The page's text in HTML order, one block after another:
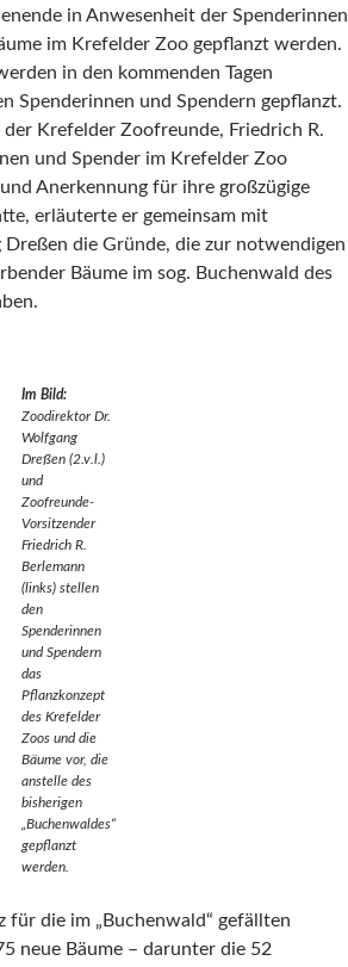
in Anwesenheit der Spenderinnen
im Krefelder Zoo gepflanzt werden.
in den kommenden Tagen
Spenderinnen und Spendern gepflanzt.
der Krefelder Zoofreunde, Friedrich R.
und Spender im Krefelder Zoo
Anerkennung für ihre großzügige
erläuterte er gemeinsam mit
die Gründe, die zur notwendigen
Bäume im sog. Buchenwald des
Im Bild:
Zoodirektor Dr.
Wolfgang
Dreßen (2.v.l.)
und
Zoofreunde-
Vorsitzender
Friedrich R.
Berlemann
(links) stellen
den
Spenderinnen
und Spendern
das
Pflanzkonzept
des Krefelder
Zoos und die
Bäume vor, die
anstelle des
bisherigen
„Buchenwaldes“
gepflanzt
werden.
für die im „Buchenwald“ gefällten
neue Bäume – darunter die 52